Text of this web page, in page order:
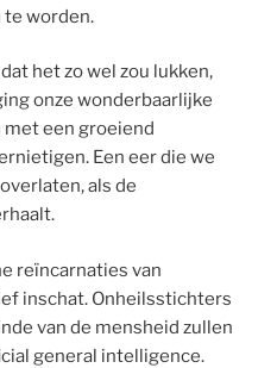
te worden.
het zo wel zou lukken,
onze wonderbaarlijke
een groeiend
Een eer die we
als de
reïncarnaties van
inschat. Onheilsstichters
van de mensheid zullen
general intelligence.